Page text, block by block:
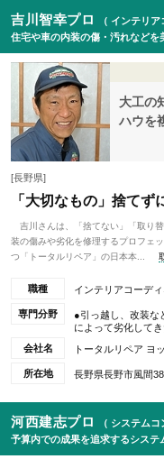
吉川智幸プロ
（ インテリ
住宅や車の内装の傷・汚れなどを
大工の
ハウを
[長野県]
「大切なもの」捨て
吉川さんは、「捨てない」「取り
装の傷みや劣化を修理するプロフェ
つ「トータルリペア」の日本本...
職種 インテリアコーデ
専門分野
●引っ越し、改装な
によって劣化して
会社名
トータルリペア ヨ
所在地 長野県長野市風間
河西建志プロ
（ システムコ
予算内での成果を追求するシステ